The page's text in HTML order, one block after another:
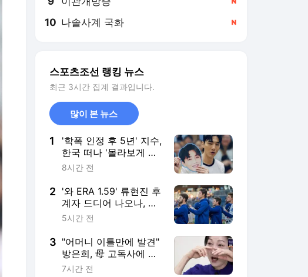
10 나솔사계 국화
스포츠조선 랭킹 뉴스
최근 3시간 집계 결과입니다.
많이 본 뉴스
1
'학폭 인정 후 5년' 지수,
한국 떠나 '몰라보게 달
라진 얼굴'…"과거와 딴
8시간 전
2 '와 ERA 1.59' 류현진 후
계자 드디어 나오나, 또
10K 신기록…'줄줄이 방
5시간 전
3 "어머니 이틀만에 발견"
방은희, 母 고독사에 오
열 "너무 후회된다" ('특
7시간 전